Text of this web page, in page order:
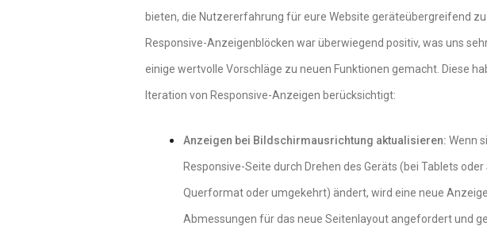
bieten, die Nutzererfahrung für eure Website geräteübergreifend
Responsive-Anzeigenblöcken war überwiegend positiv, was uns
einige wertvolle Vorschläge zu neuen Funktionen gemacht. Diese
Iteration von Responsive-Anzeigen berücksichtigt:
Anzeigen bei Bildschirmausrichtung aktualisieren: Wenn
Responsive-Seite durch Drehen des Geräts (bei Tablets
Querformat oder umgekehrt) ändert, wird eine neue
Abmessungen für das neue Seitenlayout angefordert und